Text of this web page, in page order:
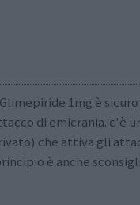
1mg è
di emicrania. c'è
che attiva gli
è anche